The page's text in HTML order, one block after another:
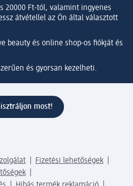
20000 Ft-tól, valamint ingyenes
átvétellel az Ön által választott
beauty és online shop-os fiókját és
és gyorsan kezelheti.
most!
Fizetési lehetőségek